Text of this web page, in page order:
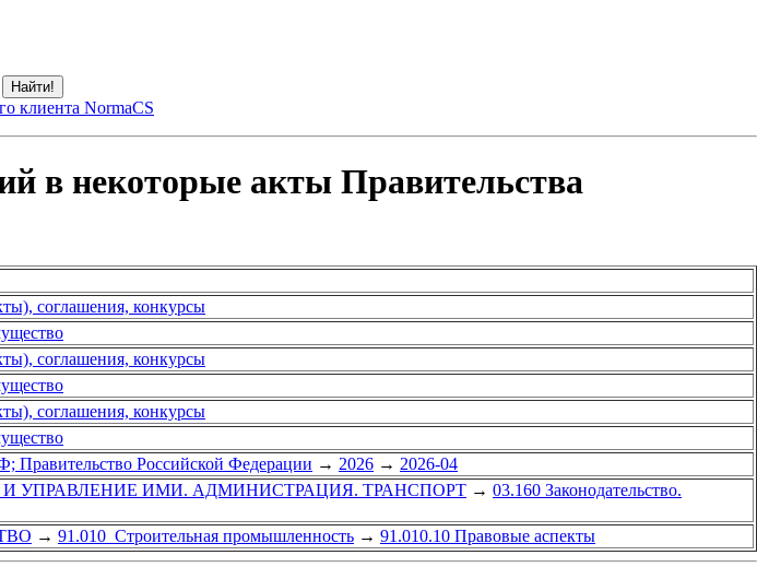
клиента NormaCS
в некоторые акты Правительства
соглашения, конкурсы
соглашения, конкурсы
соглашения, конкурсы
Правительство Российской Федерации → 2026 → 2026-04
УПРАВЛЕНИЕ ИМИ. АДМИНИСТРАЦИЯ. ТРАНСПОРТ → 03.160 Законодательство.
→ 91.010 Строительная промышленность → 91.010.10 Правовые аспекты